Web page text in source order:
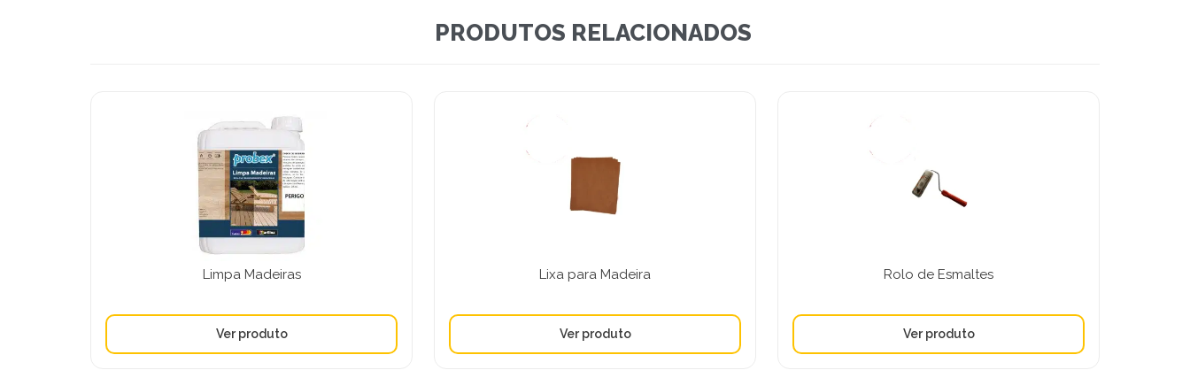
PRODUTOS RELACIONADOS
Limpa Madeiras Lixa para Madeira Rolo de Esmaltes